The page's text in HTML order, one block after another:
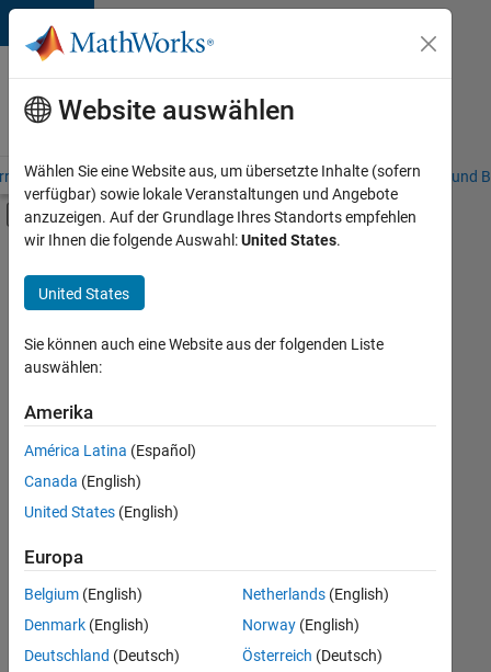
Weiter zum Inhalt
Karriere
bei
MathWorks
– Übersicht Stellensuche Niederlassungen Studierende und
Umschaltung für Off-Canvas-
Hauptinhalt
Commercial Sales
Inside Sales
Marketing Communications
Marketing Services
Business Model Team
Human Resources
+5
Derzeit
es
keine
offenen
Stellen,
Ihren
Suchkriterien
entsprechen.
können
Website auswählen
Wählen Sie eine Website aus, um übersetzte Inhalte (sofern
verfügbar) sowie lokale Veranstaltungen und Angebote
anzuzeigen. Auf der Grundlage Ihres Standorts empfehlen
wir Ihnen die folgende Auswahl:United States.
United States
Sie können auch eine Website aus der folgenden Liste
auswählen:
Amerika
América Latina (Español)
Canada (English)
United States (English)
Europa
Belgium (English)
Denmark (English)
Deutschland (Deutsch)
Netherlands(English)
Norway(English)
Österreich (Deutsch)